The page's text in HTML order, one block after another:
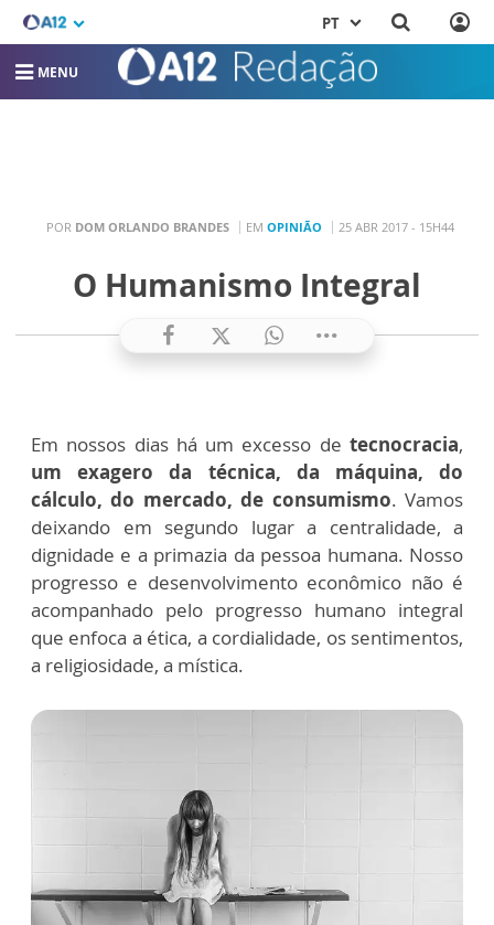
PT
MENU
POR DOM ORLANDO BRANDES EM OPINIÃO 25 ABR 2017 - 15H44
O Humanismo Integral
Em nossos dias há um excesso de tecnocracia,
um exagero da técnica, da máquina, do
cálculo, do mercado, de consumismo. Vamos
deixando em segundo lugar a centralidade, a
dignidade e a primazia da pessoa humana. Nosso
progresso e desenvolvimento econômico não é
acompanhado pelo progresso humano integral
que enfoca a ética, a cordialidade, os sentimentos,
a religiosidade, a mística.